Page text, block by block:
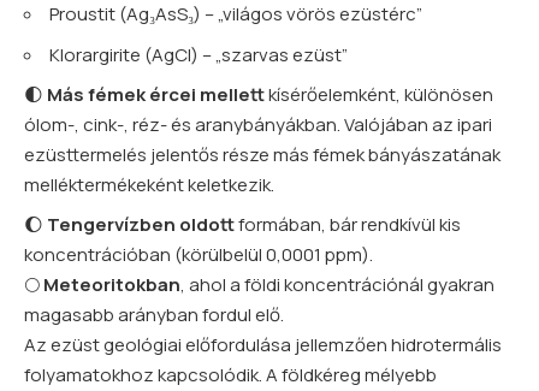
Proustit (Ag₃AsS₃) – „világos vörös ezüstérc”
Klorargirite (AgCl) – „szarvas ezüst”
🌓 Más fémek ércei mellettkísérőelemként, különösen
ólom-, cink-, réz- és aranybányákban. Valójában az ipari
ezüsttermelés jelentős része más fémek bányászatának
melléktermékeként keletkezik.
🌔 Tengervízben oldottformában, bár rendkívül kis
koncentrációban (körülbelül 0,0001 ppm).
🌕Meteoritokban, ahol a földi koncentrációnál gyakran
magasabb arányban fordul elő.
Az ezüst geológiai előfordulása jellemzően hidrotermális
folyamatokhoz kapcsolódik. A földkéreg mélyebb